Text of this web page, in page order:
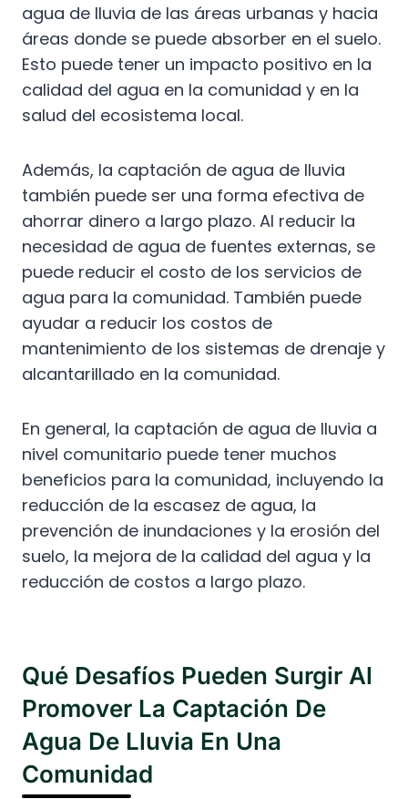
agua de lluvia de las áreas urbanas y hacia
áreas donde se puede absorber en el suelo.
Esto puede tener un impacto positivo en la
calidad del agua en la comunidad y en la
salud del ecosistema local.
Además, la captación de agua de lluvia
también puede ser una forma efectiva de
ahorrar dinero a largo plazo. Al reducir la
necesidad de agua de fuentes externas, se
puede reducir el costo de los servicios de
agua para la comunidad. También puede
ayudar a reducir los costos de
mantenimiento de los sistemas de drenaje y
alcantarillado en la comunidad.
En general, la captación de agua de lluvia a
nivel comunitario puede tener muchos
beneficios para la comunidad, incluyendo la
reducción de la escasez de agua, la
prevención de inundaciones y la erosión del
suelo, la mejora de la calidad del agua y la
reducción de costos a largo plazo.
Qué Desafíos Pueden Surgir Al
Promover La Captación De
Agua De Lluvia En Una
Comunidad